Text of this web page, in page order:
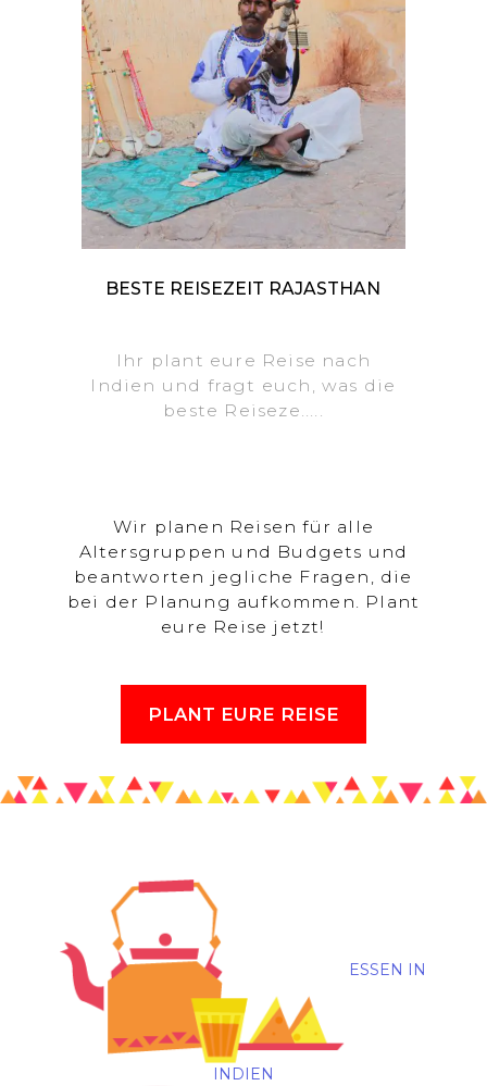
BESTE REISEZEIT RAJASTHAN
Ihr plant eure Reise nach
Indien und fragt euch, was die
beste Reiseze.....
Wir planen Reisen für alle
Altersgruppen und Budgets und
beantworten jegliche Fragen, die
bei der Planung aufkommen. Plant
eure Reise jetzt!
PLANT EURE REISE
ESSEN IN
INDIEN